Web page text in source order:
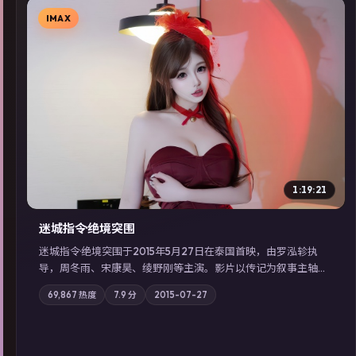
▶
IMAX
1:19:21
迷城指令·绝境突围
迷城指令·绝境突围于2015年5月27日在泰国首映，由罗泓轸执
导，周冬雨、宋康昊、绫野刚等主演。影片以传记为叙事主轴，
记忆碎片重组后，主角发现自己从未活过“真实”的一天；摄影与
配乐强化地域气质；站内亦可通过「国产免费观看高清电视剧在
69,867 热度 7.9 分 2015-07-27